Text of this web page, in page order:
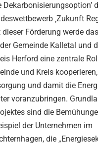
Dekarbonisierungsoption’
‚Zukunft
Förderung werde
Gemeinde Kalletal und
Herford eine zentrale
und Kreis
und damit die
voranzubringen.
sind die
der Unternehmen im
die